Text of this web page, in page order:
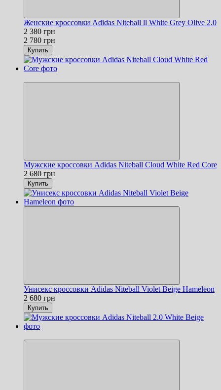
Женские кроссовки Adidas Niteball ll White Grey Olive 2.0
2 380 грн
2 780 грн
Купить
Мужские кроссовки Adidas Niteball Cloud White Red Core
2 680 грн
Купить
Унисекс кроссовки Adidas Niteball Violet Beige Hameleon
2 680 грн
Купить